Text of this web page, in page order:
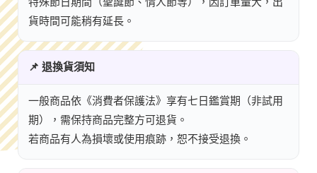
貨時間可能稍有延長。
📌 退換貨須知
一般商品依《消費者保護法》享有七日鑑賞期（非試用
期），需保持商品完整方可退貨。
若商品有人為損壞或使用痕跡，恕不接受退換。